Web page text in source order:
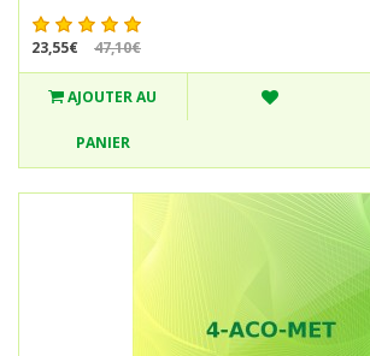
23,55€ 47,10€
AJOUTER AU
PANIER